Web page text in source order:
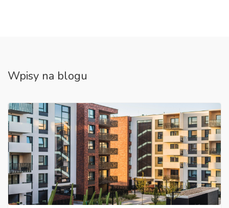
Wpisy na blogu